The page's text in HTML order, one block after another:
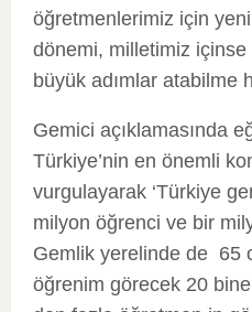
öğretmenlerimiz için
dönemi, milletimiz
büyük adımlar atabilme
Gemici açıklamasında
Türkiye’nin en önemli
vurgulayarak ‘Türkiye
milyon öğrenci ve bir
Gemlik yerelinde de 65
öğrenim görecek 20